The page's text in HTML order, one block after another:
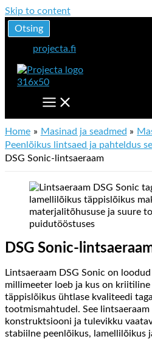
Skip to content
Otsing
projecta.fi
Home Masinad ja seadmed
Peenlõikus lintsaed ja pahteldus
DSG Sonic-lintsaeraam
DSG Sonic-
Lintsaeraam DSG Sonic on
millimeeter loeb ja kus on
täppislõikus ühtlase kvaliteedi
tootmismahtudel. See lintsaeraam
konstruktsiooni ja tulevikku
stabiilne peenlõikus, lamellilõikus